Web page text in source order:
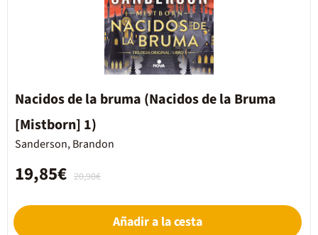
Nacidos de la bruma (Nacidos de la Bruma
[Mistborn] 1)
Sanderson, Brandon
20,90€
19,85€
Añadir a la cesta